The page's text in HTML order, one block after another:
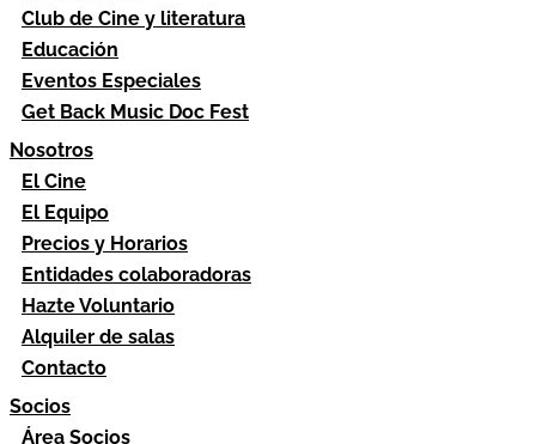
Club de Cine y literatura
Educación
Eventos Especiales
Get Back Music Doc Fest
Nosotros
El Cine
El Equipo
Precios y Horarios
Entidades colaboradoras
Hazte Voluntario
Alquiler de salas
Contacto
Socios
Área Socios